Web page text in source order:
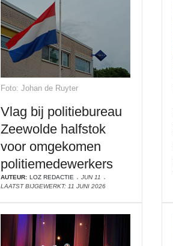
Foto: Johan de Ruyter
Vlag bij politiebureau
Zeewolde halfstok
voor omgekomen
politiemedewerkers
AUTEUR: LOZ REDACTIE
JUN 11
LAATST BIJGEWERKT: 11 JUNI 2026